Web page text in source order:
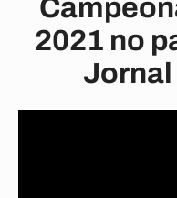
2021 no
Jornal